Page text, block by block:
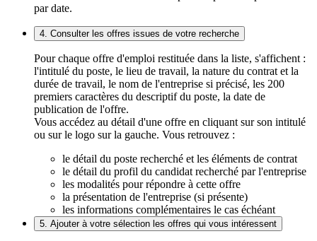
par date.
4. Consulter les offres issues de votre recherche
Pour chaque offre d'emploi restituée dans la liste, s'affichent :
l'intitulé du poste, le lieu de travail, la nature du contrat et la
durée de travail, le nom de l'entreprise si précisé, les 200
premiers caractères du descriptif du poste, la date de
publication de l'offre.
Vous accédez au détail d'une offre en cliquant sur son intitulé
ou sur le logo sur la gauche. Vous retrouvez :
le détail du poste recherché et les éléments de contrat
le détail du profil du candidat recherché par l'entreprise
les modalités pour répondre à cette offre
la présentation de l'entreprise (si présente)
les informations complémentaires le cas échéant
5. Ajouter à votre sélection les offres qui vous intéressent